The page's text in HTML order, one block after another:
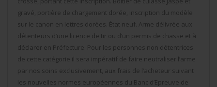
gravé, portière de chargement dorée, inscription du modèle
sur le canon en lettres dorées. État neuf. Arme délivrée aux
détenteurs d’une licence de tir ou d’un permis de chasse et à
déclarer en Préfecture. Pour les personnes non détentrices
de cette catégorie il sera impératif de faire neutraliser l’arme
par nos soins exclusivement, aux frais de l’acheteur suivant
les nouvelles normes européennes du Banc d’Epreuve de